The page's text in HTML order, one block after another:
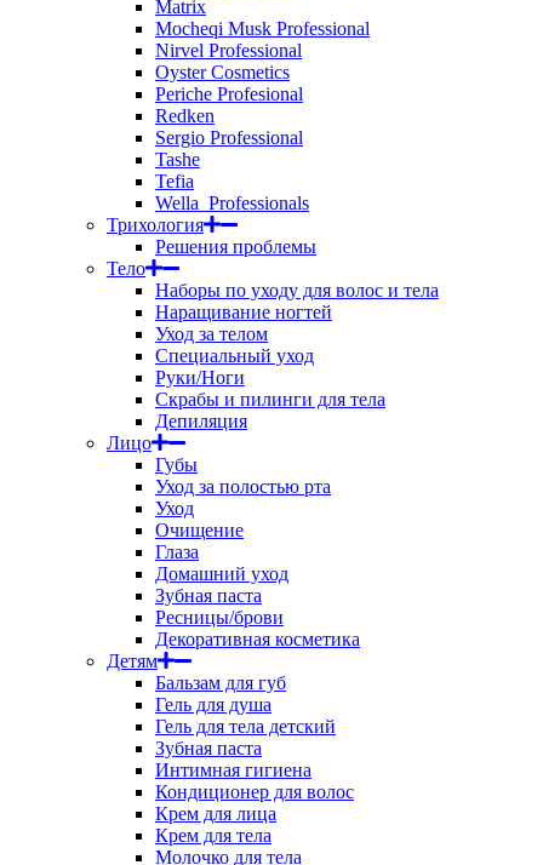
Matrix
Mocheqi Musk Professional
Nirvel Professional
Oyster Cosmetics
Periche Profesional
Redken
Sergio Professional
Tashe
Tefia
Wella_Professionals
Трихология
Решения проблемы
Тело
Наборы по уходу для волос и тела
Наращивание ногтей
Уход за телом
Специальный уход
Руки/Ноги
Скрабы и пилинги для тела
Депиляция
Лицо
Губы
Уход за полостью рта
Уход
Очищение
Глаза
Домашний уход
Зубная паста
Ресницы/брови
Декоративная косметика
Детям
Бальзам для губ
Гель для душа
Гель для тела детский
Зубная паста
Интимная гигиена
Кондиционер для волос
Крем для лица
Крем для тела
Молочко для тела